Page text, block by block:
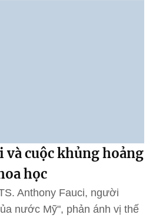
và cuộc khủng hoảng
học
Anthony Fauci, người
nước Mỹ", phản ánh vị thế